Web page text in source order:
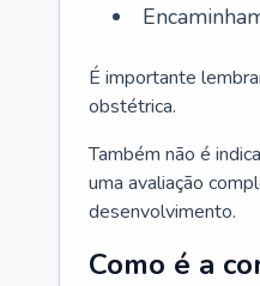
É importante
obstétrica.
Também não é
uma avaliação
desenvolvimento.
Como é a